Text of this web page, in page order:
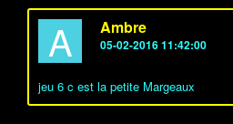
A Ambre
05-02-2016 11:42:00
jeu 6 c est la petite Margeaux